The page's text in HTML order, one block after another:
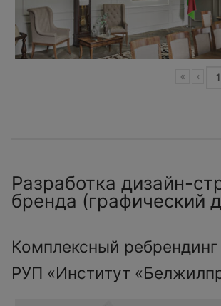
« ‹
Разработка дизайн-
бренда (графический
Комплексный ребрендинг
РУП «Институт